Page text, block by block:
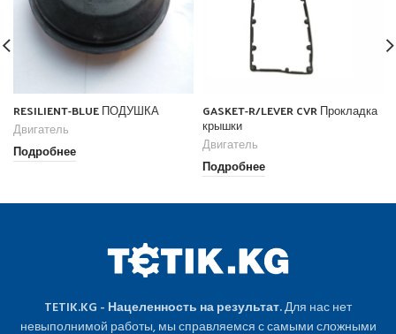
RESILIENT-BLUE ПОДУШКА
Двигатель
Подробнее
GASKET-R/LEVER CVR Прокладка
крышки
Двигатель
Подробнее
TETIK.KG - Нацеленность на результат.Для нас нет
невыполнимой работы, мы справляемся с самыми сложными